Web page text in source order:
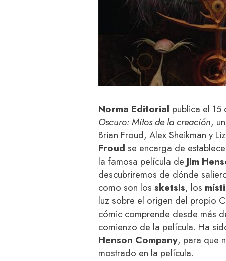
Norma Editorial publica el
Oscuro: Mitos de la creación,
Brian Froud, Alex Sheikman y
Froud se encarga de
la famosa película de Jim
descubriremos de dónde
como son los sketsis, los
luz sobre el origen del propio
cómic comprende desde más
comienzo de la película. Ha
Henson Company, para que
mostrado en la película.